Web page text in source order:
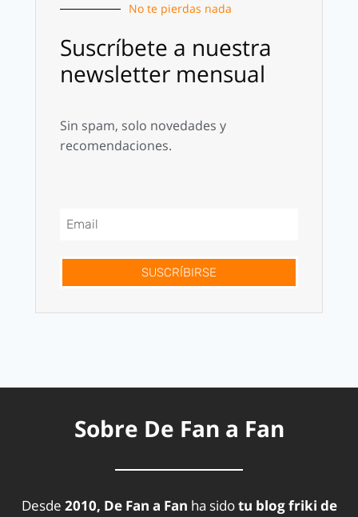
No te pierdas nada
Suscríbete a nuestra
newsletter mensual
Sin spam, solo novedades y
recomendaciones.
SUSCRÍBIRSE
Sobre De Fan a Fan
Desde 2010, De Fan a Fan ha sidotu blog friki de